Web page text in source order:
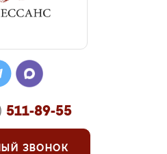
511-89-55
ЗВОНОК